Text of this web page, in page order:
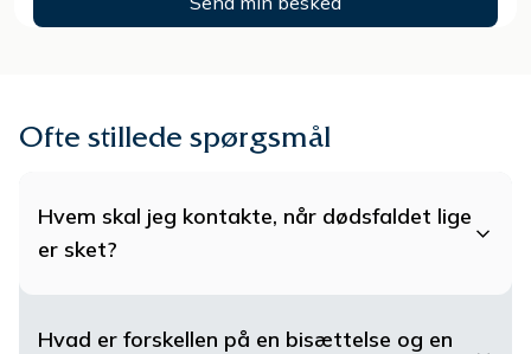
Ofte stillede spørgsmål
Hvem skal jeg kontakte, når dødsfaldet lige
er sket?
Hvad er forskellen på en bisættelse og en